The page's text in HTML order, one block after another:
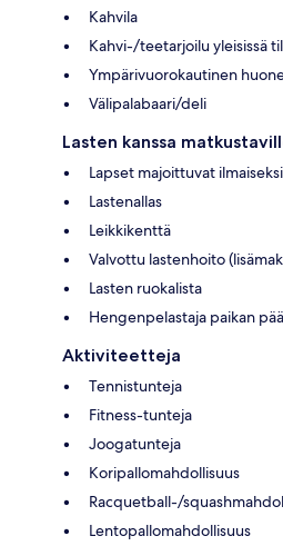
Kahvila
Kahvi-/teetarjoilu yleisissä
Ympärivuorokautinen
Välipalabaari/deli
Lasten kanssa
Lapset majoittuvat
Lastenallas
Leikkikenttä
Valvottu lastenhoito
Lasten ruokalista
Hengenpelastaja paikan
Aktiviteetteja
Tennistunteja
Fitness-tunteja
Joogatunteja
Koripallomahdollisuus
Racquetball-/
Lentopallomahdollisuus